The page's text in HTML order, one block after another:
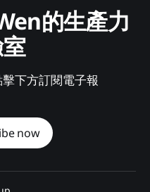
的生產力
下方訂閱電子報
now